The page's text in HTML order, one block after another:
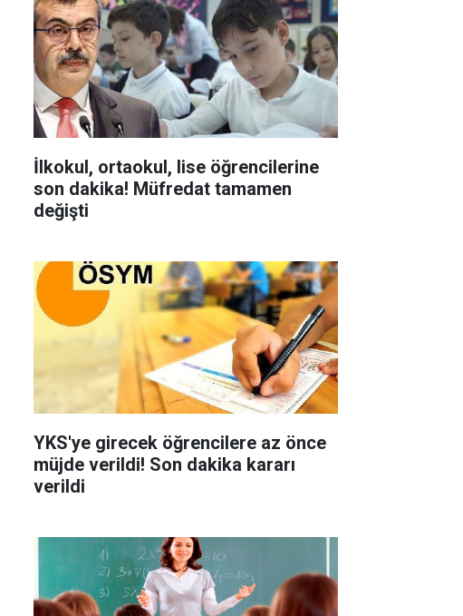
İlkokul, ortaokul, lise öğrencilerine
son dakika! Müfredat tamamen
değişti
YKS'ye girecek öğrencilere az önce
müjde verildi! Son dakika kararı
verildi